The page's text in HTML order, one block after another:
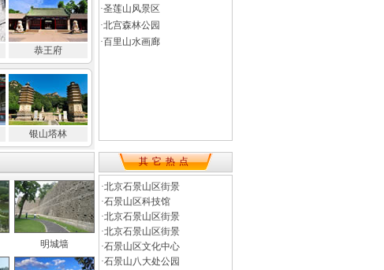
恭王府
银山塔林
·圣莲山风景区
·北宫森林公园
·百里山水画廊
明城墙
其它热点
·北京石景山区街景
·石景山区科技馆
·北京石景山区街景
·北京石景山区街景
·石景山区文化中心
·石景山八大处公园